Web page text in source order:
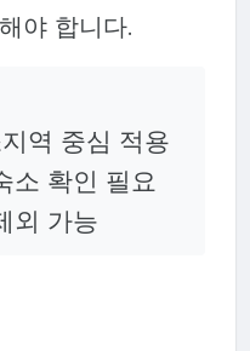
야 합니다.
역 중심 적용
소 확인 필요
외 가능